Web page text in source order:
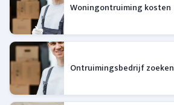
Woningontruiming kosten
Ontruimingsbedrijf zoeken